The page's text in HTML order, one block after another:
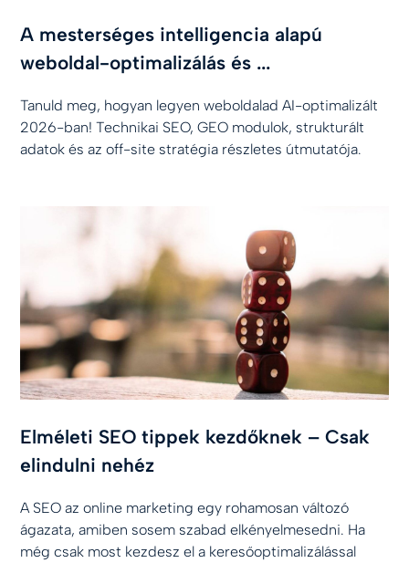
A mesterséges intelligencia alapú
weboldal-optimalizálás és ...
Tanuld meg, hogyan legyen weboldalad AI-optimalizált
2026-ban! Technikai SEO, GEO modulok, strukturált
adatok és az off-site stratégia részletes útmutatója.
Elméleti SEO tippek kezdőknek – Csak
elindulni nehéz
A SEO az online marketing egy rohamosan változó
ágazata, amiben sosem szabad elkényelmesedni. Ha
még csak most kezdesz el a keresőoptimalizálással